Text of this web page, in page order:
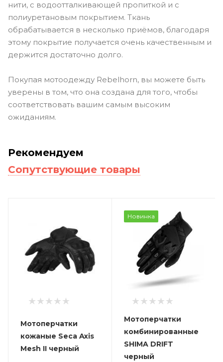
нити, с водоотталкивающей пропиткой и с
полиуретановым покрытием. Ткань
обрабатывается в несколько приёмов, благодаря
этому покрытие получается очень качественным и
держится достаточно долго.
Покупая мотоодежду Rebelhorn, вы можете быть
уверены в том, что она создана для того, чтобы
соответствовать вашим самым высоким
ожиданиям.
Рекомендуем
Сопутствующие товары
Мотоперчатки
кожаные Seca Axis
Mesh II черный
Новинка
Мотоперчатки
комбинированные
SHIMA DRIFT
черный